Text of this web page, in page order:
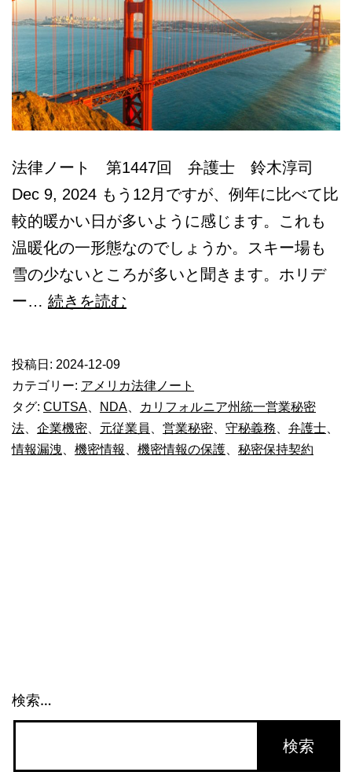
法律ノート 第1447回 弁護士 鈴木淳司
Dec 9, 2024 もう12月ですが、例年に比べて比
較的暖かい日が多いように感じます。これも
温暖化の一形態なのでしょうか。スキー場も
雪の少ないところが多いと聞きます。ホリデ
ー… 続きを読む
業
機
密
の
投稿日: 2024-12-09
カテゴリー: アメリカ法律ノート
タグ: CUTSA NDA
カリフォルニア州統一営業秘密
法
企業機密 元従業員 営業秘密 守秘義務 弁護士
情報漏洩
機密情報 機密情報の保護 秘密保持契約
検索…